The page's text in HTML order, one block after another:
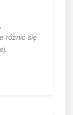
różnić się